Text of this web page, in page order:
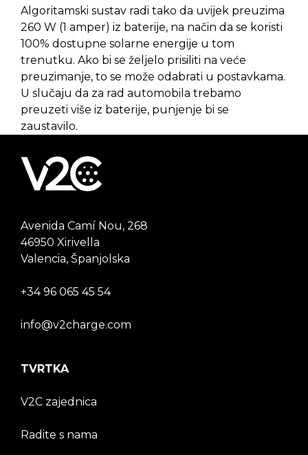
Algoritamski sustav radi tako da uvijek preuzima
260 W (1 amper) iz baterije, na način da se koristi
100% dostupne solarne energije u tom
trenutku. Ako bi se željelo prisiliti na veće
preuzimanje, to se može odabrati u postavkama.
U slučaju da za rad automobila trebamo
preuzeti više iz baterije, punjenje bi se
zaustavilo.
Avenida Camí Nou, 268
46950 Xirivella
Valencia, Španjolska
+34 96 065 45 54
info@v2charge.com
TVRTKA
V2C zajednica
Radite s nama